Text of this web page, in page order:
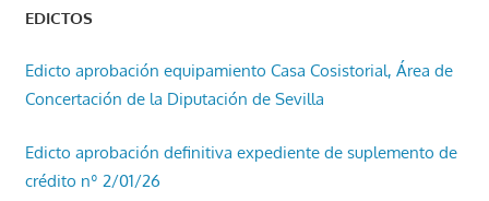
EDICTOS
Edicto aprobación equipamiento Casa Cosistorial, Área de
Concertación de la Diputación de Sevilla
Edicto aprobación definitiva expediente de suplemento de
crédito nº 2/01/26